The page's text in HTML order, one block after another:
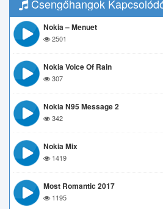
Csengőhangok
Nokia – Menuet
2501
Nokia Voice Of Rain
307
Nokia N95 Message 2
342
Nokia Mix
1419
Most Romantic 2017
1195